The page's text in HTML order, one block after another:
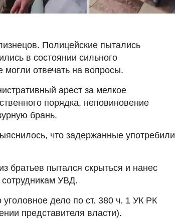
Полицейские пытались
в состоянии сильного
могли отвечать на вопросы.
арест за мелкое
порядка, неповиновение
брань.
что задержанные употребили
братьев пытался скрыться и нанес
УВД.
дело по ст. 380 ч. 1 УК РК
представителя власти).